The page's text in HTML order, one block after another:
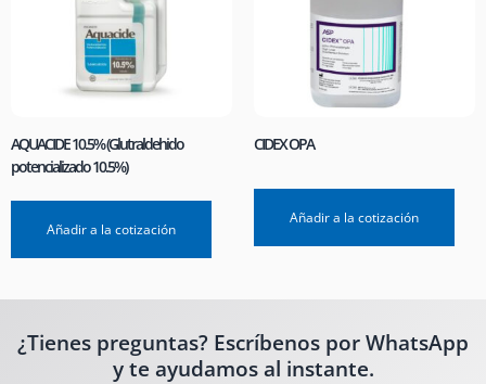
AQUACIDE 10.5% (Glutraldehido
potencializado 10.5%)
Añadir a la cotización
CIDEX OPA
Añadir a la cotización
¿Tienes preguntas? Escríbenos por WhatsApp
y te ayudamos al instante.